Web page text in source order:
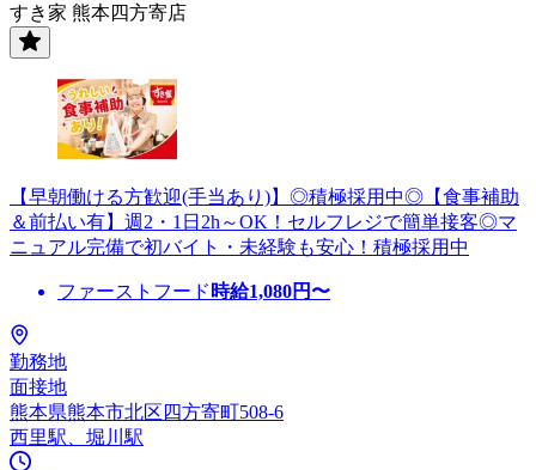
すき家 熊本四方寄店
【早朝働ける方歓迎(手当あり)】◎積極採用中◎【食事補助
＆前払い有】週2・1日2h～OK！セルフレジで簡単接客◎マ
ニュアル完備で初バイト・未経験も安心！積極採用中
ファーストフード 時給1,080円〜
勤務地
面接地
熊本県熊本市北区四方寄町508-6
西里駅、堀川駅